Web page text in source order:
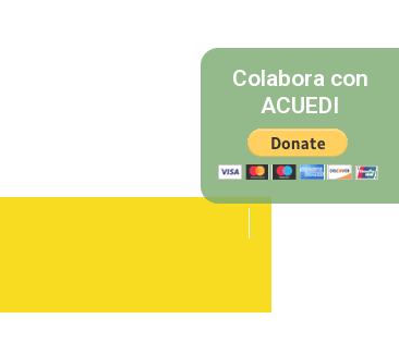
Colabora con
ACUEDI